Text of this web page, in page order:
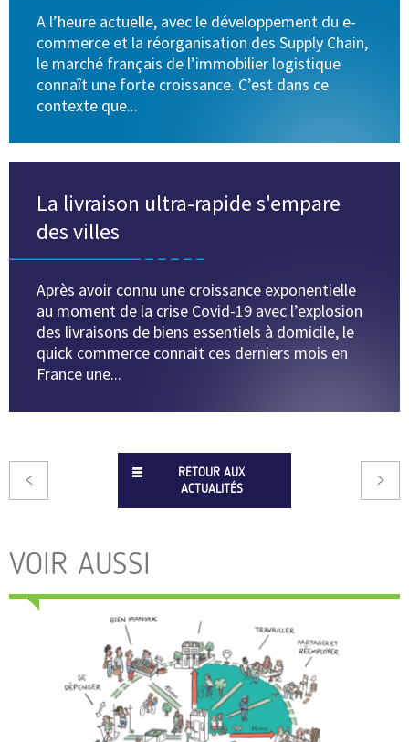
A l’heure actuelle, avec le développement du e-
commerce et la réorganisation des Supply Chain,
le marché français de l’immobilier logistique
connaît une forte croissance. C’est dans ce
contexte que...
La livraison ultra-rapide s'empare
des villes
Après avoir connu une croissance exponentielle
au moment de la crise Covid-19 avec l’explosion
des livraisons de biens essentiels à domicile, le
quick commerce connait ces derniers mois en
France une...
RETOUR AUX
ACTUALITÉS
VOIR AUSSI